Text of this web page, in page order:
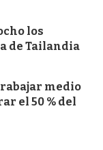
los
de Tailandia
medio
el 50 % del